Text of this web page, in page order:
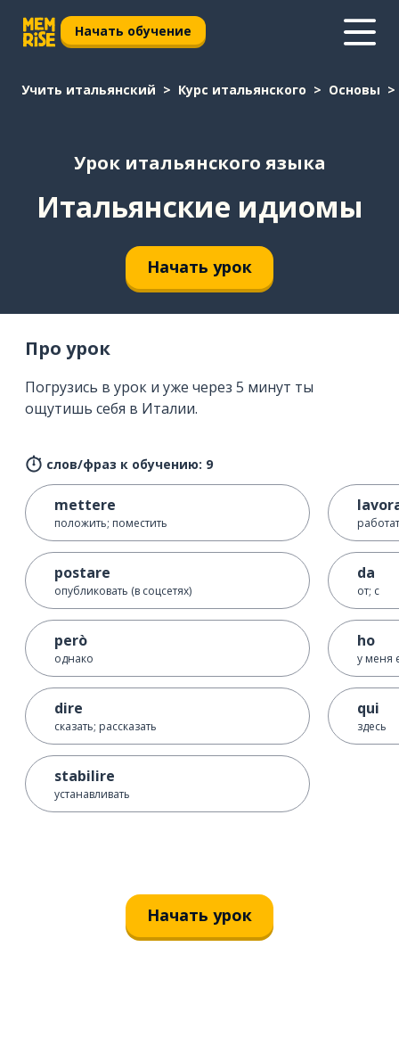
Начать обучение
Учить итальянский Курс итальянского Основы
Урок итальянского языка
Итальянские идиомы
Начать урок
Про урок
Погрузись в урок и уже через 5 минут ты
ощутишь себя в Италии.
слов/фраз к обучению: 9
mettere
положить; поместить
postare
опубликовать (в соцсетях)
però
однако
dire
сказать; рассказать
stabilire
устанавливать
da
от; с
ho
у меня
qui
здесь
Начать урок